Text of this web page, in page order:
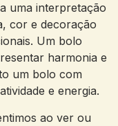
uma interpretação
​cor e decoração
Um⁢ bolo⁣
harmonia e
um bolo com
e energia.
ao⁤ ver​ ou